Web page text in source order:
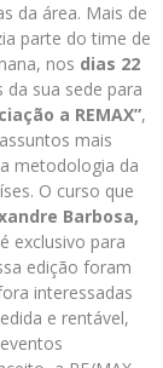
da área. Mais de
parte do time de
nos dias 22
da sua sede para
a REMAX”,
mais
metodologia da
O curso que
Barbosa,
é exclusivo para
edição foram
interessadas
e rentável,